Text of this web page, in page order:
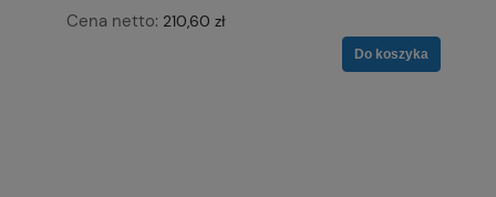
Cena netto: 210,60 zł
Do koszyka